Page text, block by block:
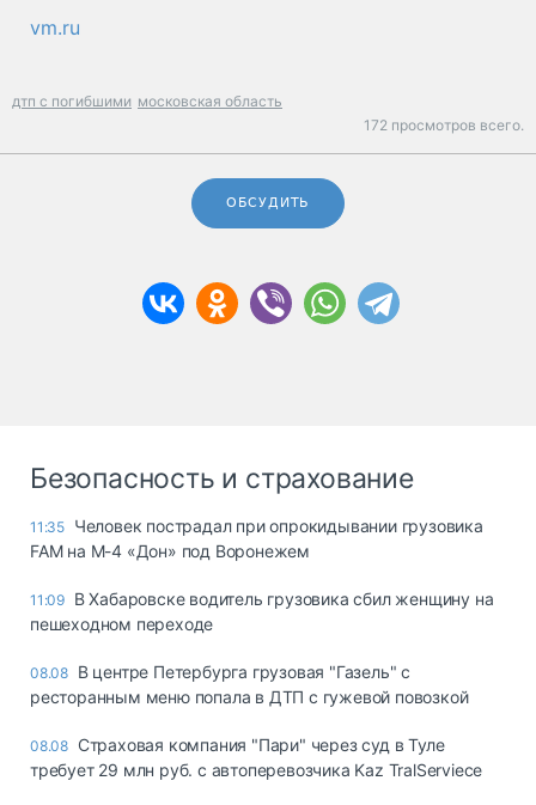
vm.ru
дтп с погибшими московская область
172 просмотров всего.
ОБСУДИТЬ
Безопасность и страхование
11:35 Человек пострадал при опрокидывании грузовика
FAM на М-4 «Дон» под Воронежем
11:09 В Хабаровске водитель грузовика сбил женщину на
пешеходном переходе
08.08 В центре Петербурга грузовая "Газель" с
ресторанным меню попала в ДТП с гужевой повозкой
08.08 Страховая компания "Пари" через суд в Туле
требует 29 млн руб. с автоперевозчика Kaz TralServiece